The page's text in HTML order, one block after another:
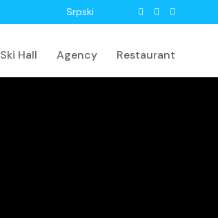
Srpski
Ski Hall Agency Restaurant